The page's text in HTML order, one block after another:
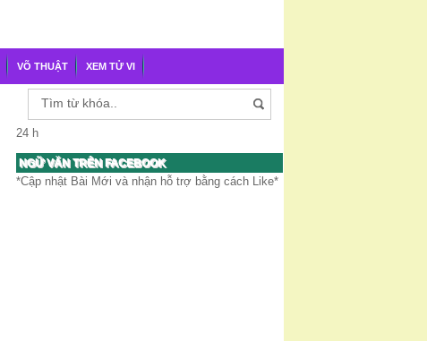
VÕ THUẬT XEM TỬ VI
24 h
NGỮ VĂN TRÊN FACEBOOK
*Cập nhật Bài Mới và nhận hỗ trợ bằng cách Like*